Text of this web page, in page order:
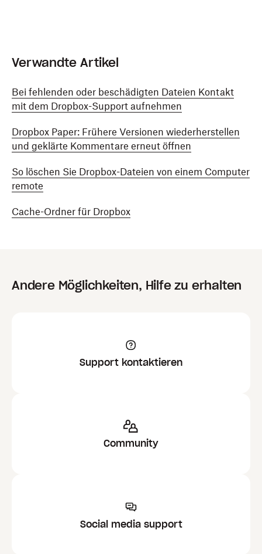
Verwandte Artikel
Bei fehlenden oder beschädigten Dateien Kontakt
mit dem Dropbox-Support aufnehmen
Dropbox Paper: Frühere Versionen wiederherstellen
und geklärte Kommentare erneut öffnen
So löschen Sie Dropbox-Dateien von einem Computer
remote
Cache-Ordner für Dropbox
Andere Möglichkeiten, Hilfe zu erhalten
Support kontaktieren
Community
Social media support